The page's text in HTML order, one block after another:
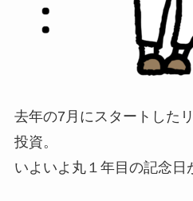
去年の7月にスタートした
投資。
いよいよ丸１年目の記念日